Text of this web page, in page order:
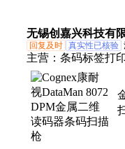
描器
无锡创嘉兴科技有
回复及时 真实性已核验
主营： 条码标签打
条码扫描枪、不干